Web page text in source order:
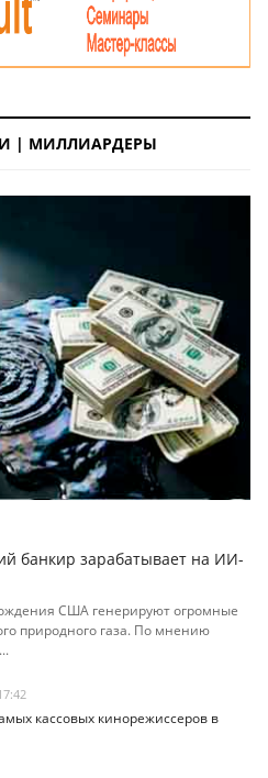
| МИЛЛИАРДЕРЫ
банкир зарабатывает на ИИ-
США генерируют огромные
природного газа. По мнению
кассовых кинорежиссеров в